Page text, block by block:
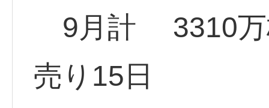
9月計 3310万
売り15日